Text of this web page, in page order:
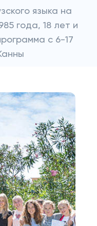
языка на
года, 18 лет и
с 6-17